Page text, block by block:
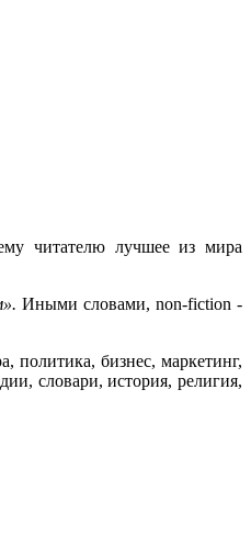
читателю лучшее из мира
Иными словами, non-fiction -
политика, бизнес, маркетинг,
словари, история, религия,